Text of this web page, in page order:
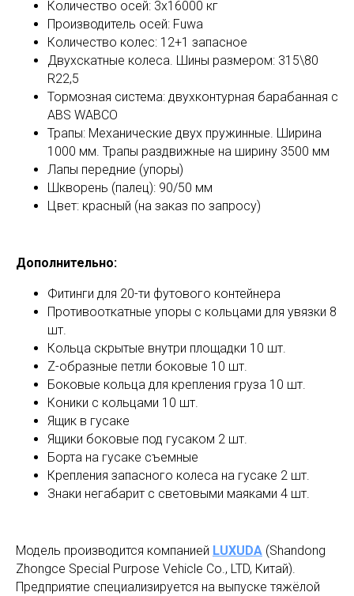
Количество осей: 3х16000 кг
Производитель осей: Fuwa
Количество колес: 12+1 запасное
Двухскатные колеса. Шины размером: 315\80
R22,5
Тормозная система: двухконтурная барабанная с
ABS WABCO
Трапы: Механические двух пружинные. Ширина
1000 мм. Трапы раздвижные на ширину 3500 мм
Лапы передние (упоры)
Шкворень (палец): 90/50 мм
Цвет: красный (на заказ по запросу)
Дополнительно:
Фитинги для 20-ти футового контейнера
Противооткатные упоры с кольцами для увязки 8
шт.
Кольца скрытые внутри площадки 10 шт.
Z-образные петли боковые 10 шт.
Боковые кольца для крепления груза 10 шт.
Коники с кольцами 10 шт.
Ящик в гусаке
Ящики боковые под гусаком 2 шт.
Борта на гусаке съемные
Крепления запасного колеса на гусаке 2 шт.
Знаки негабарит с световыми маяками 4 шт.
Модель производится компанией LUXUDA (Shandong
Zhongce Special Purpose Vehicle Co., LTD, Китай).
Предприятие специализируется на выпуске тяжёлой